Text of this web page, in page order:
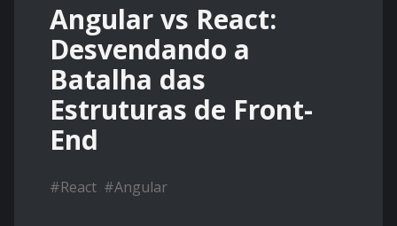
Angular vs React:
Desvendando a
Batalha das
Estruturas de Front-
End
#React #Angular